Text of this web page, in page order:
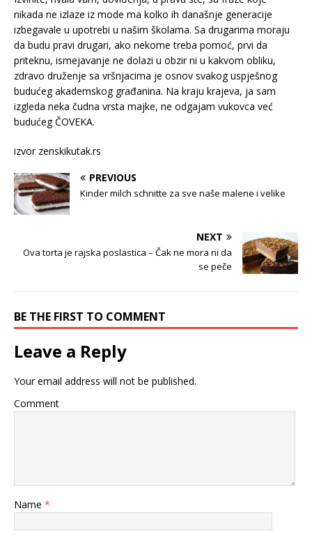
nikada ne izlaze iz mode ma kolko ih današnje generacije
izbegavale u upotrebi u našim školama. Sa drugarima moraju
da budu pravi drugari, ako nekome treba pomoć, prvi da
priteknu, ismejavanje ne dolazi u obzir ni u kakvom obliku,
zdravo druženje sa vršnjacima je osnov svakog uspješnog
budućeg akademskog građanina. Na kraju krajeva, ja sam
izgleda neka čudna vrsta majke, ne odgajam vukovca već
budućeg ČOVEKA.
izvor zenskikutak.rs
PREVIOUS
Kinder milch schnitte za sve naše malene i velike
NEXT
Ova torta je rajska poslastica – Čak ne mora ni da
se peče
BE THE FIRST TO COMMENT
Leave a Reply
Your email address will not be published.
Comment
Name *